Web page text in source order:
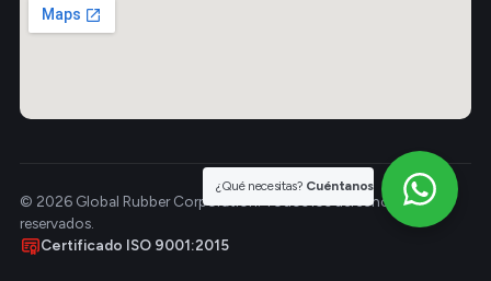
© 2026 Global Rubber Corporation. Todos los derechos
reservados.
Certificado ISO 9001:2015
¿Qué necesitas? Cuéntanos